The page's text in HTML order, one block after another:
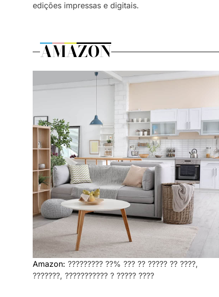
edições impressas e digitais.
AMAZON
Amazon: ????????? ??% ??? ?? ????? ?? ????,
???????, ??????????? ? ????? ????